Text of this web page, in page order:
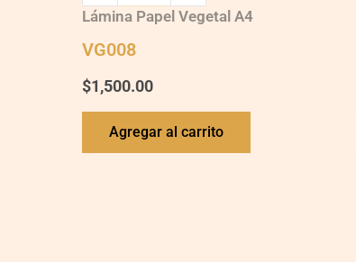
Lámina Papel Vegetal A4
VG008
$1,500.00
Agregar al carrito